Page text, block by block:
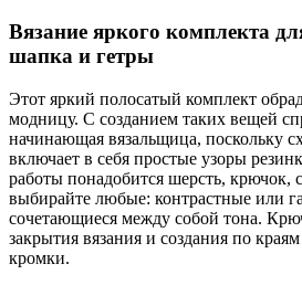
Вязание яркого комплекта
шапка и гетры
Этот яркий полосатый комплект
модницу. С созданием таких вещей
начинающая вязальщица, поскольку
включает в себя простые узоры
работы понадобится шерсть, крючок,
выбирайте любые: контрастные или
сочетающиеся между собой тона.
закрытия вязания и создания по
кромки.